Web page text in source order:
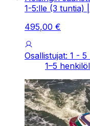
1-5:lle (3 tuntia)
495,00 €
Osallistujat: 1 -
1–5